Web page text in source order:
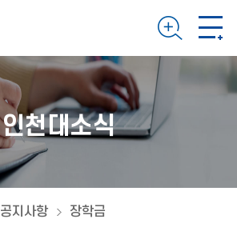
인천대소식
공지사항 장학금